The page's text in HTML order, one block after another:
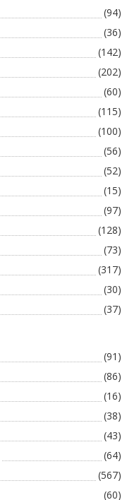
(94)
(36)
(142)
(202)
(60)
(115)
(100)
(56)
(52)
(15)
(97)
(128)
(73)
(317)
(30)
(37)
(91)
(86)
(16)
(38)
(43)
(64)
(567)
(60)